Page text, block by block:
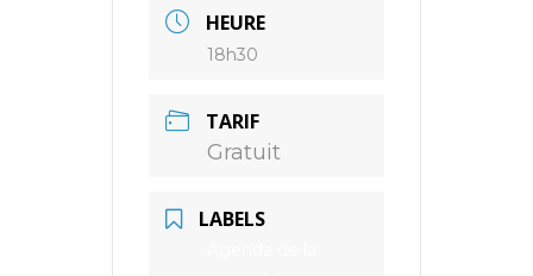
HEURE
18h30
TARIF
Gratuit
LABELS